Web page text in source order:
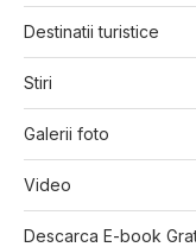
Destinatii turistice
Stiri
Galerii foto
Video
Descarca E-book